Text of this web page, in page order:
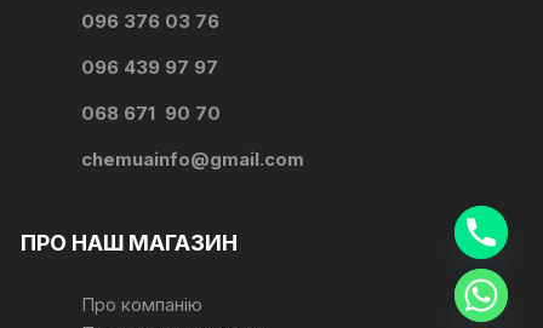
096 376 03 76
096 439 97 97
068 671 90 70
chemuainfo@gmail.com
ПРО НАШ МАГАЗИН
Про компанію
t
y